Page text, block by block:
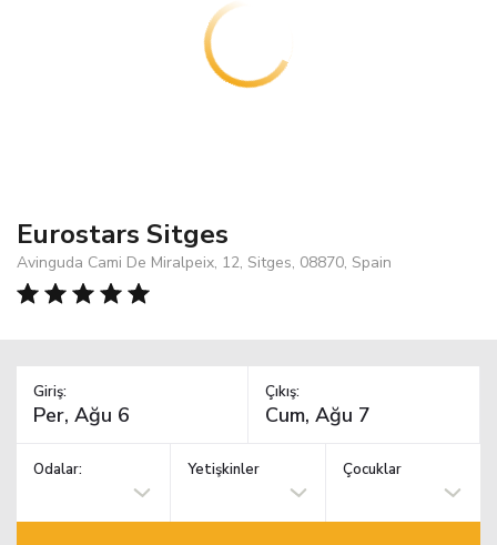
Eurostars Sitges
Avinguda Cami De Miralpeix, 12, Sitges, 08870, Spain
Giriş: Çıkış:
Odalar: Yetişkinler Çocuklar